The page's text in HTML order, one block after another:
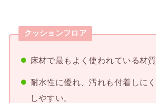
クッションフロア
床材で最もよく使われている材質
耐水性に優れ、汚れも付着しに
しやすい。